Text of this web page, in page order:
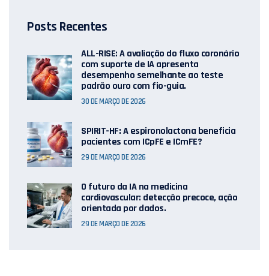
Posts Recentes
ALL-RISE: A avaliação do fluxo coronário
com suporte de IA apresenta
desempenho semelhante ao teste
padrão ouro com fio-guia.
30 DE MARÇO DE 2026
SPIRIT-HF: A espironolactona beneficia
pacientes com ICpFE e ICmFE?
29 DE MARÇO DE 2026
O futuro da IA ​​na medicina
cardiovascular: detecção precoce, ação
orientada por dados.
29 DE MARÇO DE 2026